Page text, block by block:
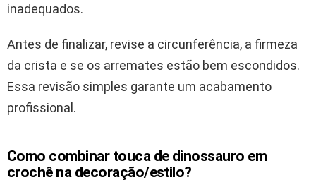
inadequados.
Antes de finalizar, revise a circunferência, a firmeza
da crista e se os arremates estão bem escondidos.
Essa revisão simples garante um acabamento
profissional.
Como combinar touca de dinossauro em
crochê na decoração/estilo?